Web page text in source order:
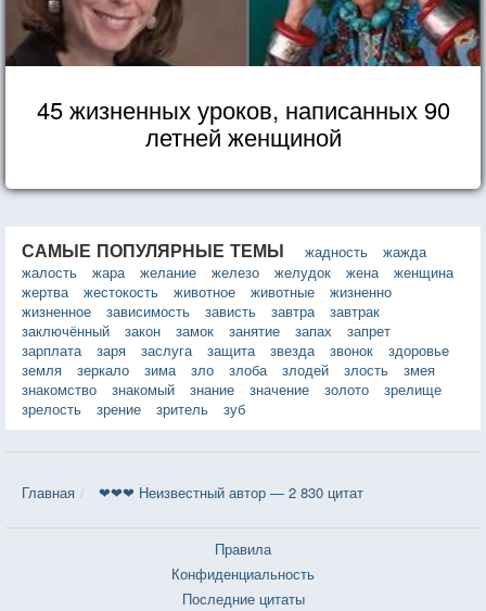
45 жизненных уроков, написанных 90
летней женщиной
САМЫЕ ПОПУЛЯРНЫЕ ТЕМЫ жадность
жажда
жалость
жара желание железо желудок жена
женщина
жертва
жестокость животное животные
жизненно
жизненное
зависимость зависть завтра
завтрак
заключённый
закон замок занятие запах
запрет
зарплата
заря заслуга защита звезда звонок
здоровье
земля
зеркало зима зло злоба злодей злость
змея
знакомство
знакомый знание значение золото
зрелище
зрелость
зрение зритель зуб
Главная ❤❤❤ Неизвестный автор — 2 830 цитат
Правила
Конфиденциальность
Последние цитаты